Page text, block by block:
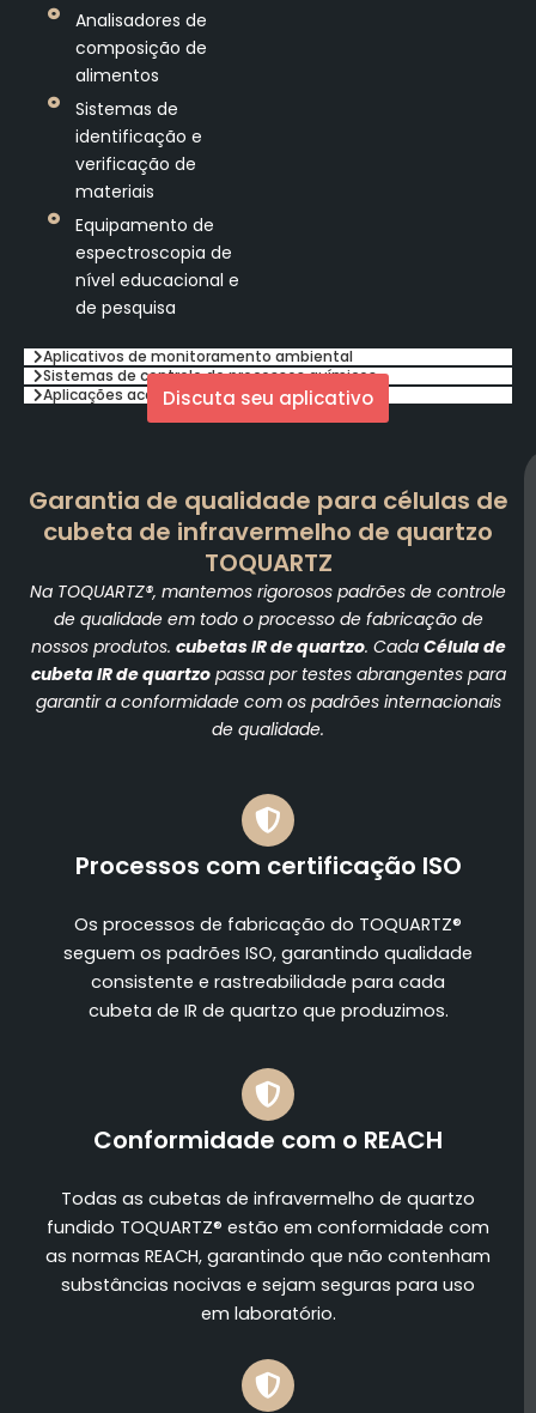
Aplicativos de monitoramento ambiental
Sistemas de controle de processos químicos
Aplicações acadêmicas e de pesquisa
Analisadores de
composição de
alimentos
Sistemas de
identificação e
verificação de
materiais
Equipamento de
espectroscopia de
nível educacional e
de pesquisa
Discuta seu aplicativo
Garantia de qualidade para células de
cubeta de infravermelho de quartzo
TOQUARTZ
Na TOQUARTZ®, mantemos rigorosos padrões de controle
de qualidade em todo o processo de fabricação de
nossos produtos. cubetas IR de quartzo. Cada Célula de
cubeta IR de quartzopassa por testes abrangentes para
garantir a conformidade com os padrões internacionais
de qualidade.
Processos com certificação ISO
Os processos de fabricação do TOQUARTZ®
seguem os padrões ISO, garantindo qualidade
consistente e rastreabilidade para cada
cubeta de IR de quartzo que produzimos.
Conformidade com o REACH
Todas as cubetas de infravermelho de quartzo
fundido TOQUARTZ® estão em conformidade com
as normas REACH, garantindo que não contenham
substâncias nocivas e sejam seguras para uso
em laboratório.